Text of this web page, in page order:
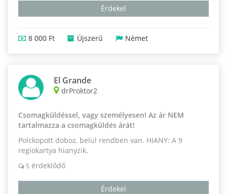
Érdekel
8 000 Ft Újszerű Német
El Grande
drProktor2
Csomagküldéssel, vagy személyesen! Az ár NEM
tartalmazza a csomagküldés árát!
Polckopott doboz, belul rendben van. HIANY: A 9
regiokartya hianyzik.
5 érdeklődő
Érdekel